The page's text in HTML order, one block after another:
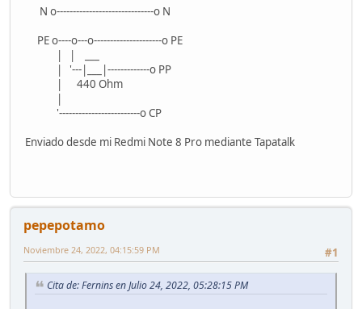
N o------------------------------o N
PE o----o---o---------------------o PE
| | ___
| '---|___|-------------o PP
| 440 Ohm
|
'-------------------------o CP
Enviado desde mi Redmi Note 8 Pro mediante Tapatalk
pepepotamo
#1
Noviembre 24, 2022, 04:15:59 PM
Cita de: Fernins en Julio 24, 2022, 05:28:15 PM